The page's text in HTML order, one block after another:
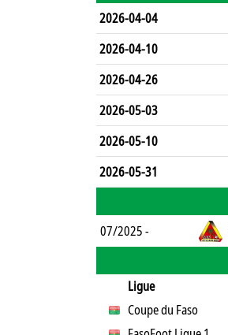
2026-04-04
2026-04-10
2026-04-26
2026-05-03
2026-05-10
2026-05-31
07/2025 -
Ligue
Coupe du Faso